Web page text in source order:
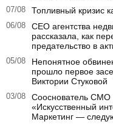
07/08 Топливный кризис
06/08
CEO агентства
рассказала, как
предательство в
05/08
Непонятное
прошло первое
Виктории Стуковой
03/08
Сооснователь
«Искусственный
Маркетинг —